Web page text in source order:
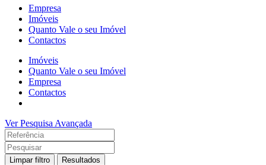
Empresa
Imóveis
Quanto Vale o seu Imóvel
Contactos
Imóveis
Quanto Vale o seu Imóvel
Empresa
Contactos
Ver Pesquisa Avançada
Limpar filtro Resultados